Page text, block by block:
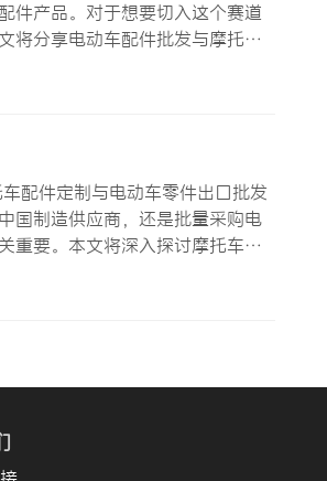
件产品。对于想要切入这个赛道
将分享电动车配件批发与摩托车
配件定制与电动车零件出口批发
国制造供应商，还是批量采购电
重要。本文将深入探讨摩托车配